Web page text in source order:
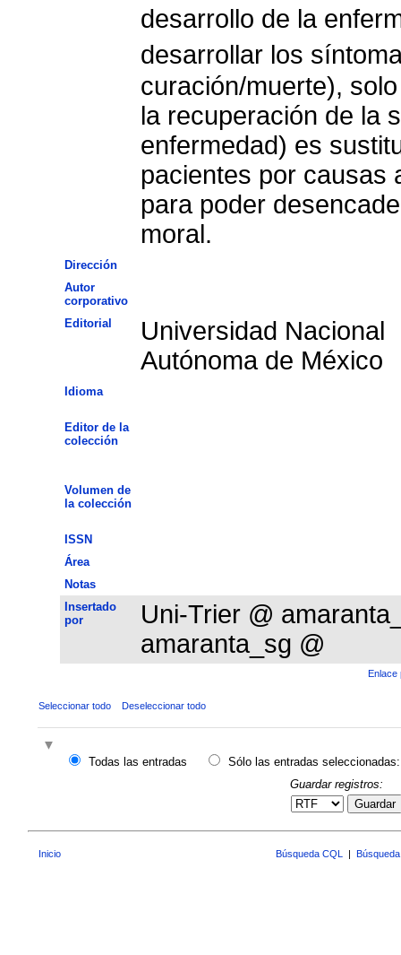
desarrollo de la
desarrollar los
curación/muerte),
la recuperación de la
enfermedad) es
pacientes por causas
para poder
moral.
Dirección
Autor
corporativo
Editorial
Universidad Nacional
Autónoma de México
Idioma
Editor de la
colección
Volumen de
la colección
ISSN
Área
Notas
Insertado
por
Uni-Trier @
amaranta_sg @
Enlace
Seleccionar todo Deseleccionar todo
Todas las entradas
Sólo las entradas seleccionadas:
Guardar registros:
Guardar
Inicio Búsqueda CQL